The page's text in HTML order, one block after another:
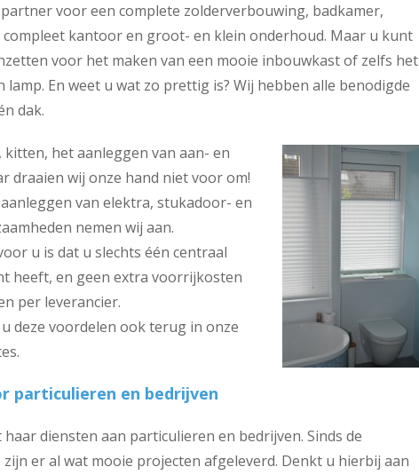
voor een complete zolderverbouwing, badkamer,
kantoor en groot- en klein onderhoud. Maar u kunt
voor het maken van een mooie inbouwkast of zelfs het
lamp. En weet u wat zo prettig is? Wij hebben alle benodigde
dak.
kitten, het aanleggen van aan- en
draaien wij onze hand niet voor om!
van elektra, stukadoor- en
nemen wij aan.
u is dat u slechts één centraal
heeft, en geen extra voorrijkosten
per leverancier.
deze voordelen ook terug in onze
particulieren en bedrijven
diensten aan particulieren en bedrijven. Sinds de
er al wat mooie projecten afgeleverd. Denkt u hierbij aan